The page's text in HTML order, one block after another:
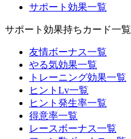
サポート効果一覧
サポート効果持ちカード一覧
友情ボーナス一覧
やる気効果一覧
トレーニング効果一覧
ヒントLv一覧
ヒント発生率一覧
得意率一覧
レースボーナス一覧